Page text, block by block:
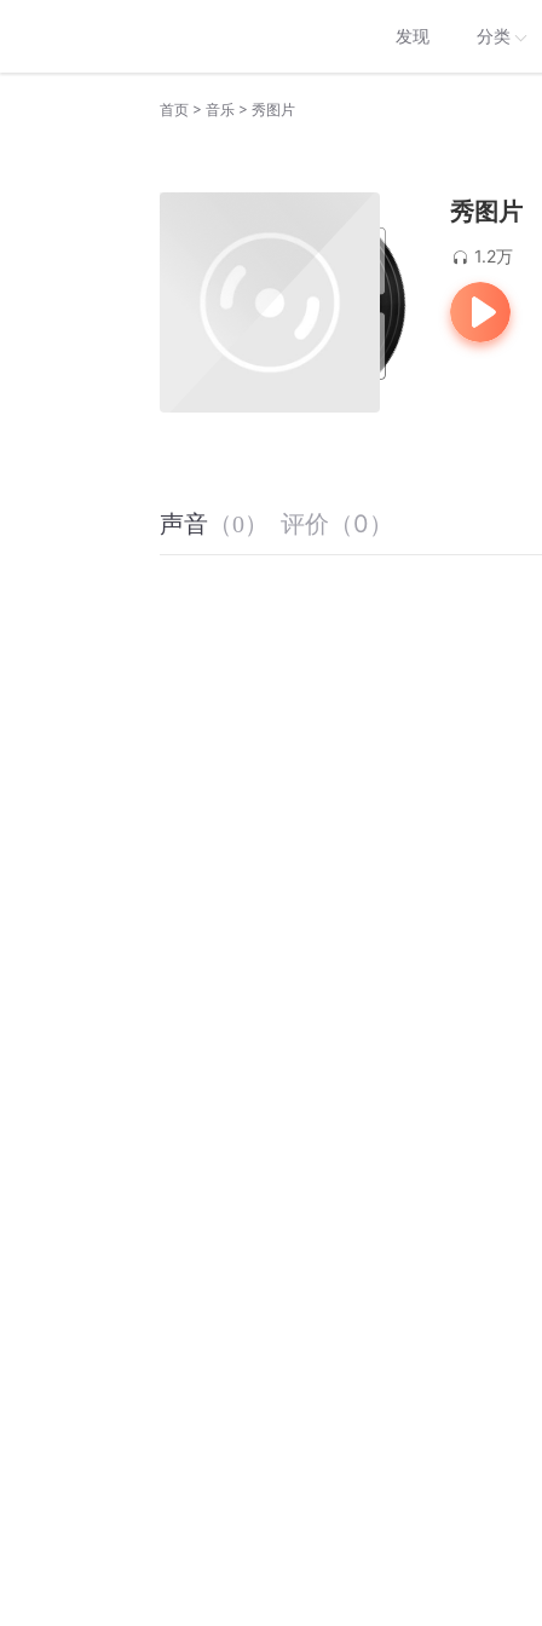
发现 分类
首页 > 音乐 > 秀图片
秀图片
1.2万
声音 （0） 评价 （0 ）